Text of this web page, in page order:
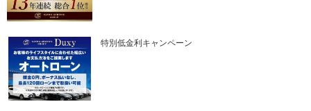
特別低金利キャンペーン